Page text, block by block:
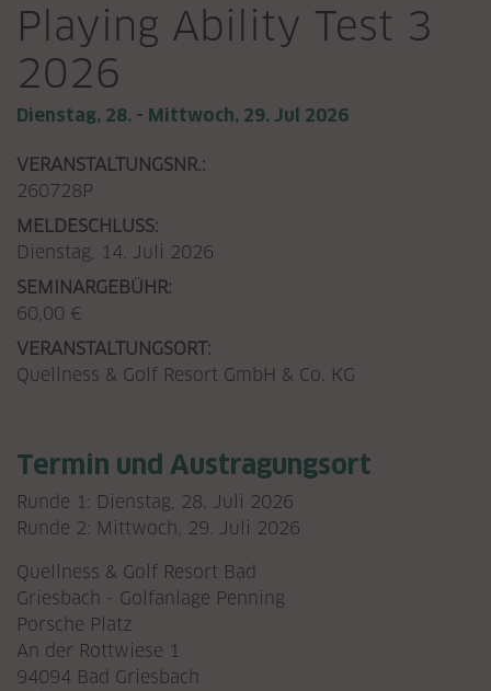
Playing Ability Test 3
2026
Dienstag, 28. - Mittwoch, 29. Jul 2026
VERANSTALTUNGSNR.:
260728P
MELDESCHLUSS:
Dienstag, 14. Juli 2026
SEMINARGEBÜHR:
60,00 €
VERANSTALTUNGSORT:
Quellness & Golf Resort GmbH & Co. KG
Termin und Austragungsort
Runde 1: Dienstag, 28. Juli 2026
Runde 2: Mittwoch, 29. Juli 2026
Quellness & Golf Resort Bad
Griesbach - Golfanlage Penning
Porsche Platz
An der Rottwiese 1
94094 Bad Griesbach